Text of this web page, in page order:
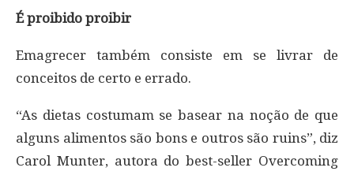
É proibido proibir
Emagrecer também consiste em se livrar de
conceitos de certo e errado.
“As dietas costumam se basear na noção de que
alguns alimentos são bons e outros são ruins”, diz
Carol Munter, autora do best-seller Overcoming